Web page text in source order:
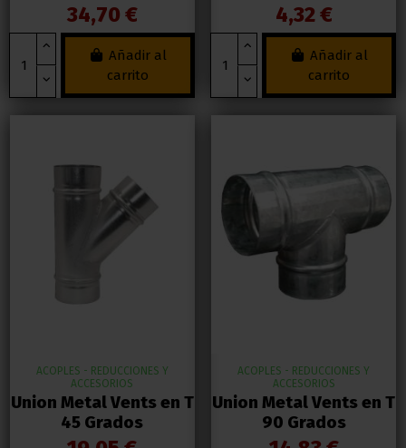
34,70 €
Añadir al
carrito
4,32 €
Añadir al
carrito
ACOPLES - REDUCCIONES Y
ACCESORIOS
Union Metal Vents en T
45 Grados
ACOPLES - REDUCCIONES Y
ACCESORIOS
Union Metal Vents en T
90 Grados